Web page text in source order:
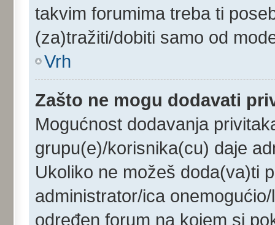
takvim forumima treba ti
(za)tražiti/dobiti samo od
Vrh
Zašto ne mogu dodavati
Mogućnost dodavanja
grupu(e)/korisnika(cu) daje
Ukoliko ne možeš doda(va)ti
administrator/ica
određen forum na kojem si